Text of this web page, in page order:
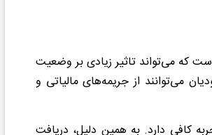
که می‌تواند تاثیر زیادی بر وضعیت
می‌توانند از جریمه‌های مالیاتی و
کافی دارد. به همین دلیل، دریافت